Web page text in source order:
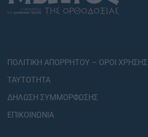
ΠΟΛΙΤΙΚΗ ΑΠΟΡΡΗΤΟΥ – ΟΡΟΙ ΧΡΗΣΗΣ
ΤΑΥΤΟΤΗΤΑ
ΔΗΛΩΣΗ ΣΥΜΜΟΡΦΩΣΗΣ
ΕΠΙΚΟΙΝΩΝΙΑ